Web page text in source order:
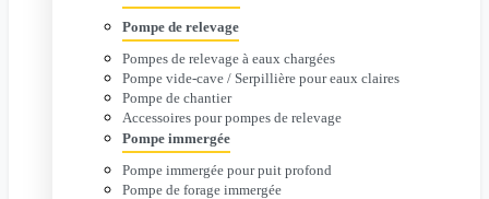
Pompe de relevage
Pompes de relevage à eaux chargées
Pompe vide-cave / Serpillière pour eaux claires
Pompe de chantier
Accessoires pour pompes de relevage
Pompe immergée
Pompe immergée pour puit profond
Pompe de forage immergée